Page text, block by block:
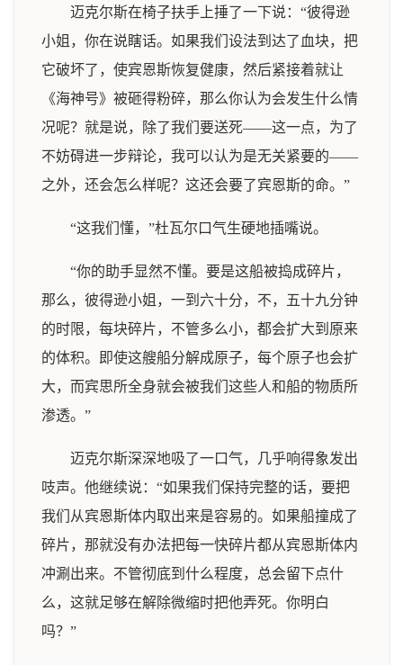
迈克尔斯在椅子扶手上捶了一下说：“彼得逊
小姐，你在说瞎话。如果我们设法到达了血块，把
它破坏了，使宾恩斯恢复健康，然后紧接着就让
《海神号》被砸得粉碎，那么你认为会发生什么情
况呢？就是说，除了我们要送死——这一点，为了
不妨碍进一步辩论，我可以认为是无关紧要的——
之外，还会怎么样呢？这还会要了宾恩斯的命。”
“这我们懂，”杜瓦尔口气生硬地插嘴说。
“你的助手显然不懂。要是这船被捣成碎片，
那么，彼得逊小姐，一到六十分，不，五十九分钟
的时限，每块碎片，不管多么小，都会扩大到原来
的体积。即使这艘船分解成原子，每个原子也会扩
大，而宾思所全身就会被我们这些人和船的物质所
渗透。”
迈克尔斯深深地吸了一口气，几乎响得象发出
吱声。他继续说：“如果我们保持完整的话，要把
我们从宾恩斯体内取出来是容易的。如果船撞成了
碎片，那就没有办法把每一快碎片都从宾恩斯体内
冲涮出来。不管彻底到什么程度，总会留下点什
么，这就足够在解除微缩时把他弄死。你明白
吗？”